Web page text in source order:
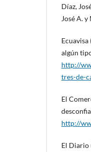
Díaz,
José A.
algún
http://
tres-de-
El
http://
El Diario